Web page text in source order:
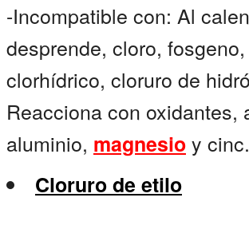
-Incompatible con: Al
desprende, cloro,
clorhídrico, cloruro de
Reacciona con oxidantes,
aluminio, magnesioy cinc.
Cloruro de etilo